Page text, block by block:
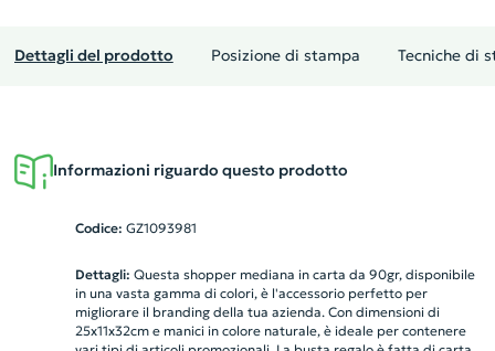
Dettagli del prodotto Posizione di stampa Tecniche di
Informazioni riguardo questo prodotto
Codice: GZ1093981
Dettagli: Questa shopper mediana in carta da 90gr, disponibile
in una vasta gamma di colori, è l'accessorio perfetto per
migliorare il branding della tua azienda. Con dimensioni di
25x11x32cm e manici in colore naturale, è ideale per contenere